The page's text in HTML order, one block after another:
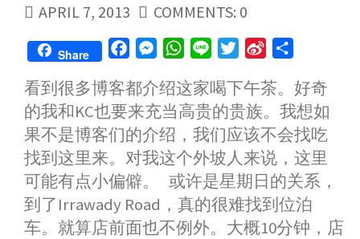
PUBLISHED
DATE
APRIL 7, 2013 COMMENTS: 0
Share
c
e
b
o
o
k
s
s
e
n
r
W
a
t
A
p
p
n
e
i
t
t
r
n
a
W
e
i
b
o
a
r
e
看到很多博客都介绍这家喝下午茶。好奇
的我和KC也要来充当高贵的贵族。我想如
果不是博客们的介绍，我们应该不会找吃
找到这里来。对我这个外坡人来说，这里
可能有点小偏僻。 或许是星期日的关系，
到了Irrawady Road，真的很难找到位泊
车。就算店前面也不例外。大概10分钟，店